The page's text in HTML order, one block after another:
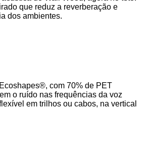
que reduz a reverberação e
dos ambientes.
com 70% de PET
o ruído nas frequências da voz
em trilhos ou cabos, na vertical